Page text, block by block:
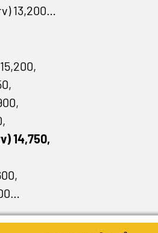
13,200…
14,750,